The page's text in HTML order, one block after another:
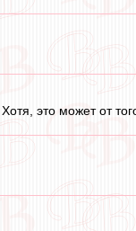
это может от